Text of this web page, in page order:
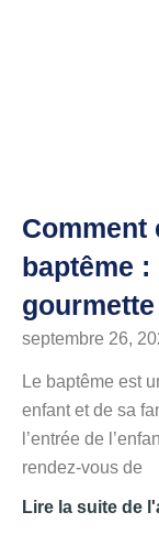
Comment
baptême
septembre 26,
Le baptême est
enfant et de sa
l’entrée de
rendez-vous de
Lire la suite de